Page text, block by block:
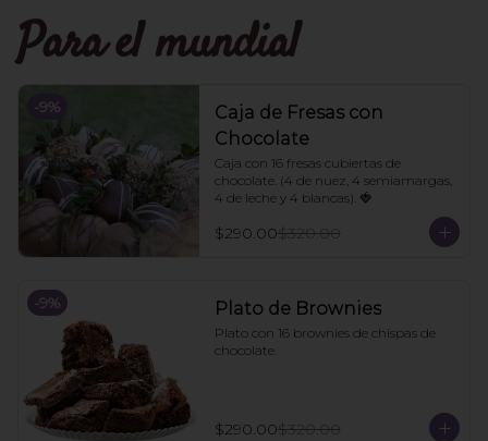
Para el mundial
-9%
Caja de Fresas con
Chocolate
Caja con 16 fresas cubiertas de
chocolate. (4 de nuez, 4 semiamargas,
4 de leche y 4 blancas). 🍓
$290.00$320.00
-9% Plato de Brownies
Plato con 16 brownies de chispas de
chocolate.
$290.00$320.00